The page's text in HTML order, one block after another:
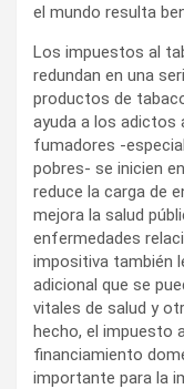
el mundo resulta
Los impuestos al
redundan en una
productos de
ayuda a los adictos
fumadores -
pobres- se inicien
reduce la carga de
mejora la salud
enfermedades
impositiva también
adicional que se
vitales de salud y
hecho, el impuesto
financiamiento
importante para la